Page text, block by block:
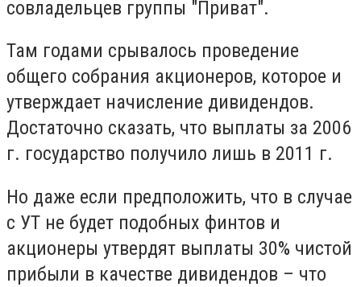
совладельцев группы "Приват".
Там годами срывалось проведение
общего собрания акционеров, которое и
утверждает начисление дивидендов.
Достаточно сказать, что выплаты за 2006
г. государство получило лишь в 2011 г.
Но даже если предположить, что в случае
с УТ не будет подобных финтов и
акционеры утвердят выплаты 30% чистой
прибыли в качестве дивидендов – что